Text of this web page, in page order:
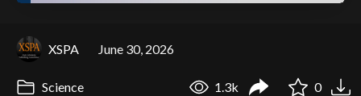
XSPA June 30, 2026
Science 1.3k 0